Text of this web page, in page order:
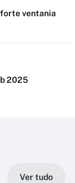
ventania
2025
Ver tudo